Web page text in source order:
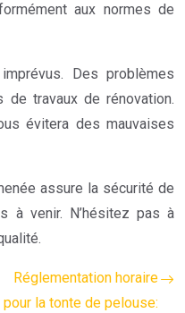
aux normes de
Des problèmes
de travaux de rénovation.
évitera des mauvaises
assure la sécurité de
à venir. N’hésitez pas à
Réglementation horaire
pour la tonte de pelouse: